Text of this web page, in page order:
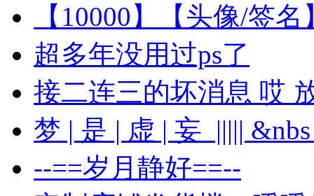
【10000】【头像/签
超多年没用过ps了
接二连三的坏消息 哎
梦 | 是 | 虚 | 妄 |||||
--==岁月静好==--